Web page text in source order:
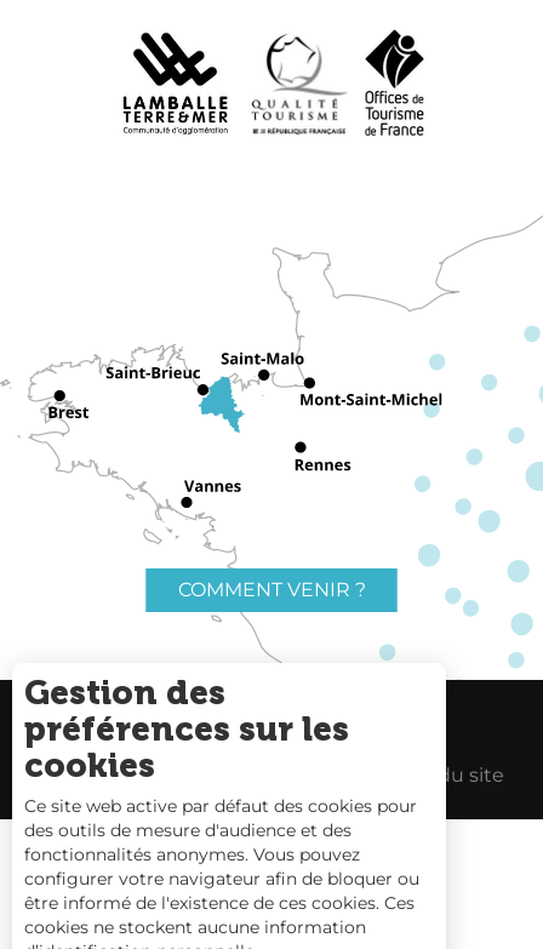
COMMENT VENIR ?
Charte du voyageur Liens utiles
Espace Pro Plan du site
Carte interactive
Gestion des
préférences sur les
cookies
Ce site web active par défaut des cookies pour
des outils de mesure d'audience et des
fonctionnalités anonymes. Vous pouvez
configurer votre navigateur afin de bloquer ou
être informé de l'existence de ces cookies. Ces
cookies ne stockent aucune information